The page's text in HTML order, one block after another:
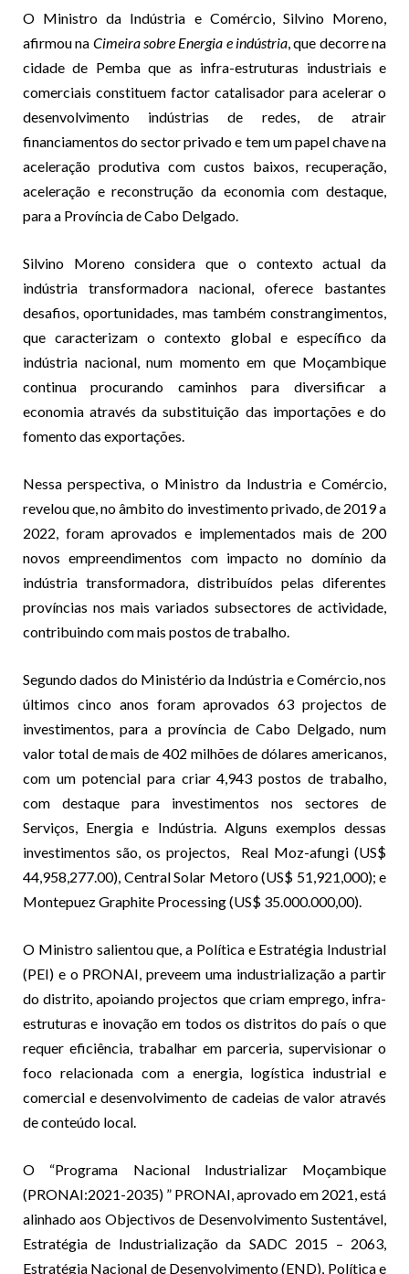
O Ministro da Indústria e Comércio, Silvino Moreno,
afirmou na Cimeira sobre Energia e indústria, que decorre na
cidade de Pemba que as infra-estruturas industriais e
comerciais constituem factor catalisador para acelerar o
desenvolvimento indústrias de redes, de atrair
financiamentos do sector privado e tem um papel chave na
aceleração produtiva com custos baixos, recuperação,
aceleração e reconstrução da economia com destaque,
para a Província de Cabo Delgado.
Silvino Moreno considera que o contexto actual da
indústria transformadora nacional, oferece bastantes
desafios, oportunidades, mas também constrangimentos,
que caracterizam o contexto global e específico da
indústria nacional, num momento em que Moçambique
continua procurando caminhos para diversificar a
economia através da substituição das importações e do
fomento das exportações.
Nessa perspectiva, o Ministro da Industria e Comércio,
revelou que, no âmbito do investimento privado, de 2019 a
2022, foram aprovados e implementados mais de 200
novos empreendimentos com impacto no domínio da
indústria transformadora, distribuídos pelas diferentes
províncias nos mais variados subsectores de actividade,
contribuindo com mais postos de trabalho.
Segundo dados do Ministério da Indústria e Comércio, nos
últimos cinco anos foram aprovados 63 projectos de
investimentos, para a província de Cabo Delgado, num
valor total de mais de 402 milhões de dólares americanos,
com um potencial para criar 4,943 postos de trabalho,
com destaque para investimentos nos sectores de
Serviços, Energia e Indústria. Alguns exemplos dessas
investimentos são, os projectos, Real Moz-afungi (US$
44,958,277.00), Central Solar Metoro (US$ 51,921,000); e
Montepuez Graphite Processing (US$ 35.000.000,00).
O Ministro salientou que, a Política e Estratégia Industrial
(PEI) e o PRONAI, preveem uma industrialização a partir
do distrito, apoiando projectos que criam emprego, infra-
estruturas e inovação em todos os distritos do país o que
requer eficiência, trabalhar em parceria, supervisionar o
foco relacionada com a energia, logística industrial e
comercial e desenvolvimento de cadeias de valor através
de conteúdo local.
O “Programa Nacional Industrializar Moçambique
(PRONAI:2021-2035) ” PRONAI, aprovado em 2021, está
alinhado aos Objectivos de Desenvolvimento Sustentável,
Estratégia de Industrialização da SADC 2015 – 2063,
Estratégia Nacional de Desenvolvimento (END), Política e